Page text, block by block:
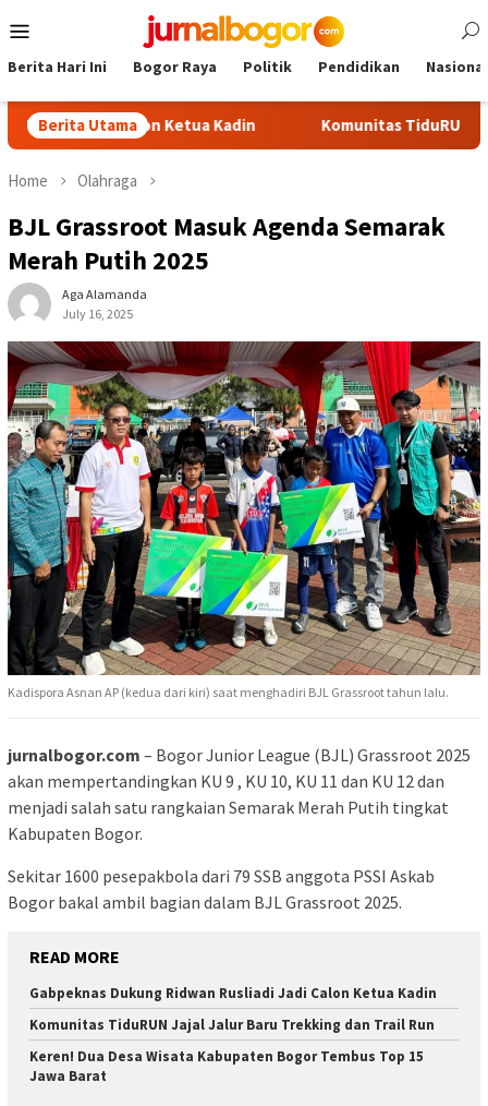
to
Menu
Berita Hari Ini Bogor Raya Politik Pendidikan Nasional
Berita Utama
Calon Ketua Kadin Komunitas TiduRUN Jajal Jalur
Home Olahraga
BJL Grassroot Masuk Agenda Semarak
Merah Putih 2025
Aga Alamanda
July 16, 2025
Kadispora Asnan AP (kedua dari kiri) saat menghadiri BJL Grassroot tahun lalu.
jurnalbogor.com – Bogor Junior League (BJL) Grassroot 2025
akan mempertandingkan KU 9 , KU 10, KU 11 dan KU 12 dan
menjadi salah satu rangkaian Semarak Merah Putih tingkat
Kabupaten Bogor.
Sekitar 1600 pesepakbola dari 79 SSB anggota PSSI Askab
Bogor bakal ambil bagian dalam BJL Grassroot 2025.
READ MORE
Gabpeknas Dukung Ridwan Rusliadi Jadi Calon Ketua Kadin
Komunitas TiduRUN Jajal Jalur Baru Trekking dan Trail Run
Keren! Dua Desa Wisata Kabupaten Bogor Tembus Top 15
Jawa Barat